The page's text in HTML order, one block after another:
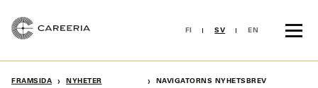
content
FI SV EN
FRAMSIDA › NYHETER › NAVIGATORNS NYHETSBREV